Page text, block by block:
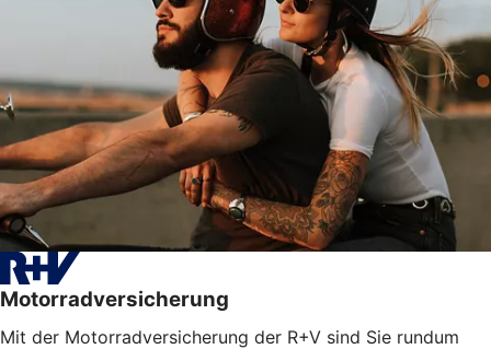
Motorradversicherung
Mit der Motorradversicherung der R+V sind Sie rundum